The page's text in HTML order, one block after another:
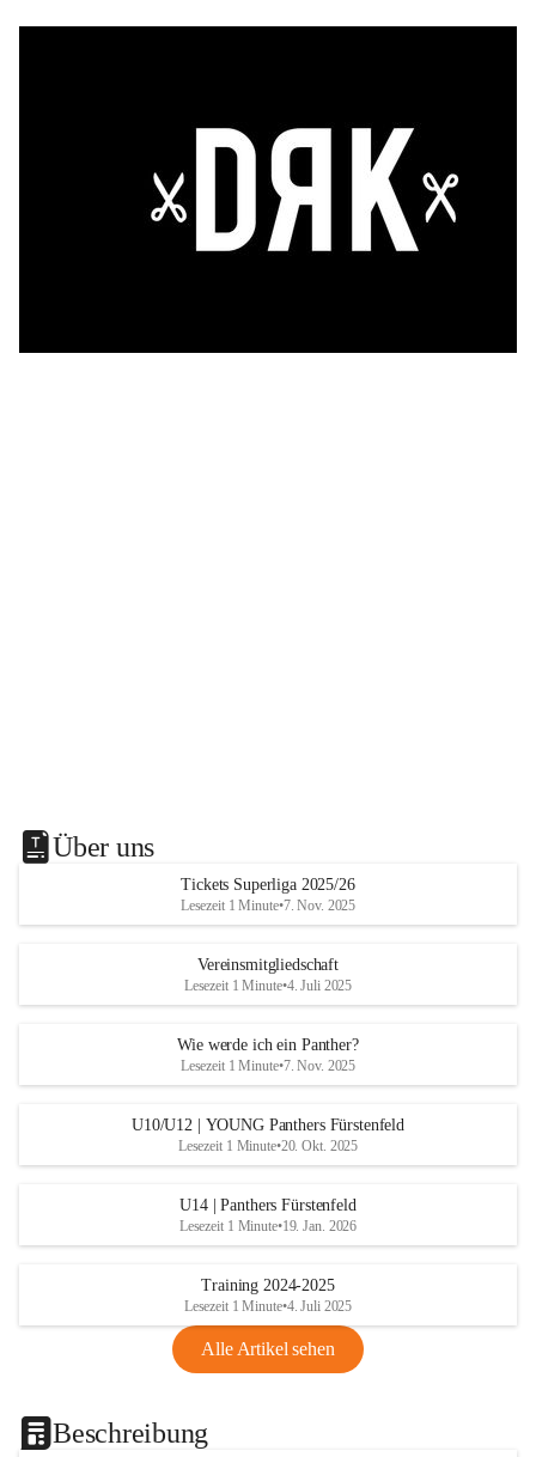
Über uns
Tickets Superliga 2025/26
Lesezeit 1 Minute•7. Nov. 2025
Vereinsmitgliedschaft
Lesezeit 1 Minute•4. Juli 2025
Wie werde ich ein Panther?
Lesezeit 1 Minute•7. Nov. 2025
U10/U12 | YOUNG Panthers Fürstenfeld
Lesezeit 1 Minute•20. Okt. 2025
U14 | Panthers Fürstenfeld
Lesezeit 1 Minute•19. Jan. 2026
Training 2024-2025
Lesezeit 1 Minute•4. Juli 2025
Alle Artikel sehen
Beschreibung